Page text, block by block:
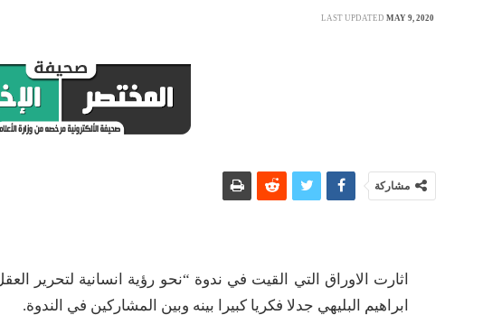
LAST UPDATED MAY 9, 2020
مشاركة
اثارت الاوراق التي القيت في ندوة “نحو رؤية انسانية لتحرير
ابراهيم البليهي جدلا فكريا كبيرا بينه وبين المشاركين في الندوة.